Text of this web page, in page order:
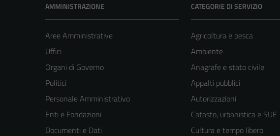
AMMINISTRAZIONE
Aree Amministrative
Uffici
Organi di Governo
Politici
Personale Amministrativo
Enti e Fondazioni
Documenti e Dati
CATEGORIE DI SERVIZIO
Agricoltura e pesca
Ambiente
Anagrafe e stato civile
Appalti pubblici
Autorizzazioni
Catasto, urbanistica e SUE
Cultura e tempo libero